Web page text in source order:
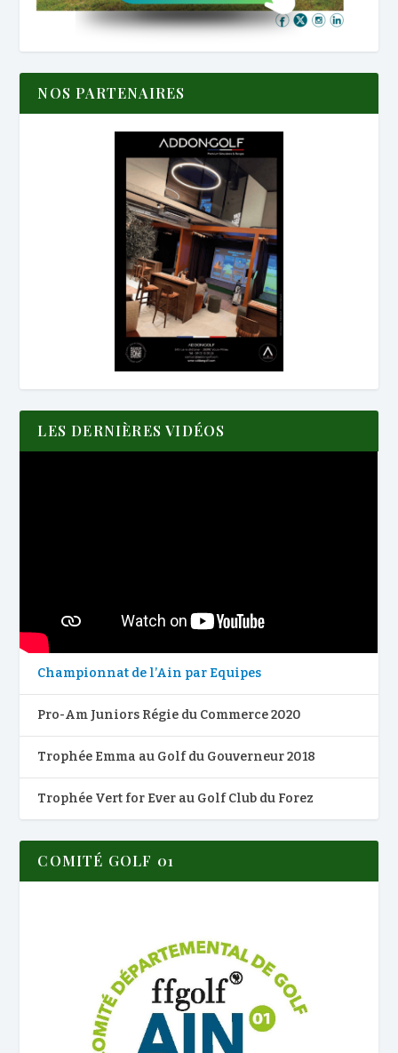
NOS PARTENAIRES
LES DERNIÈRES VIDÉOS
Championnat de l’Ain par Equipes
Pro-Am Juniors Régie du Commerce 2020
Trophée Emma au Golf du Gouverneur 2018
Trophée Vert for Ever au Golf Club du Forez
COMITÉ GOLF 01